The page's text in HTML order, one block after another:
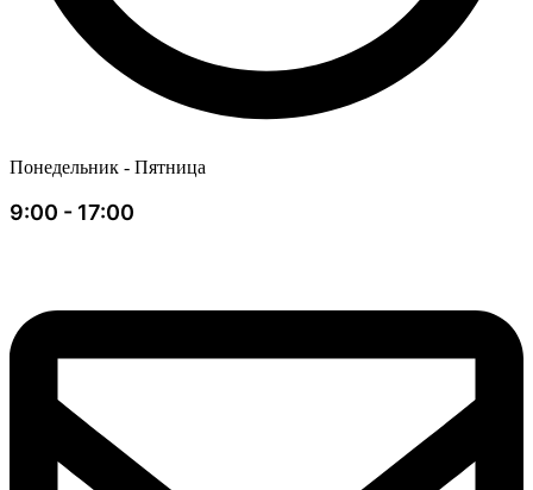
Понедельник - Пятница
9:00 - 17:00